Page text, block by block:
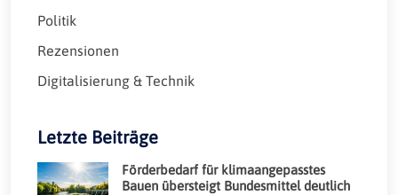
Politik
Rezensionen
Digitalisierung & Technik
Letzte Beiträge
Förderbedarf für klimaangepasstes
Bauen übersteigt Bundesmittel deutlich